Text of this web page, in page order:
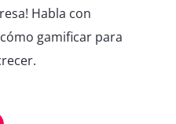
Habla con
gamificar para